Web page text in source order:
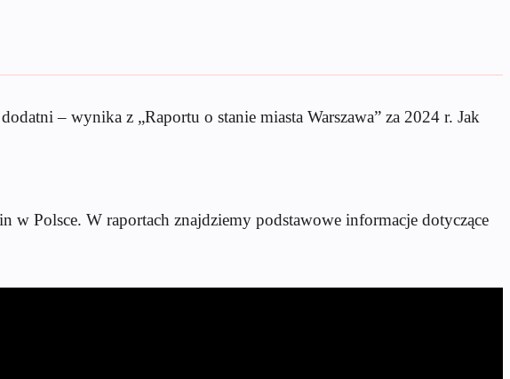
– wynika z „Raportu o stanie miasta Warszawa” za 2024 r. Jak
Polsce. W raportach znajdziemy podstawowe informacje dotyczące